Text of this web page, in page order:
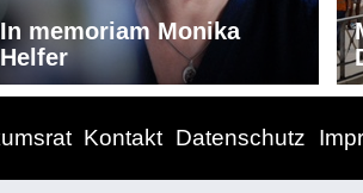
In memoriam Monika
Helfer
Kontakt Datenschutz